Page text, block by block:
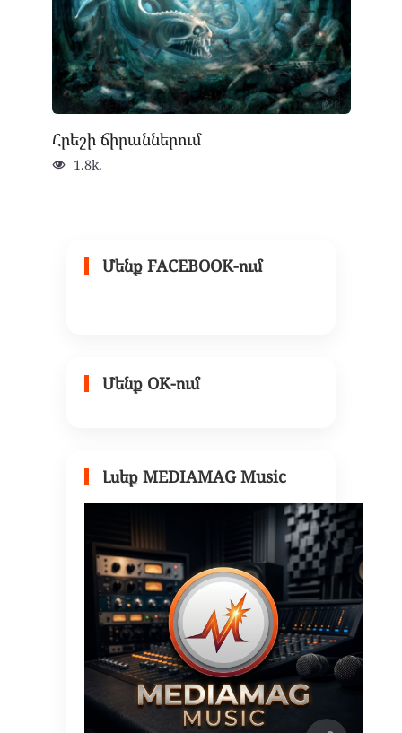
Հրեշի ճիրաններում
1.8k.
Մենք FACEBOOK-ում
Մենք OK-ում
Լսեք MEDIAMAG Music